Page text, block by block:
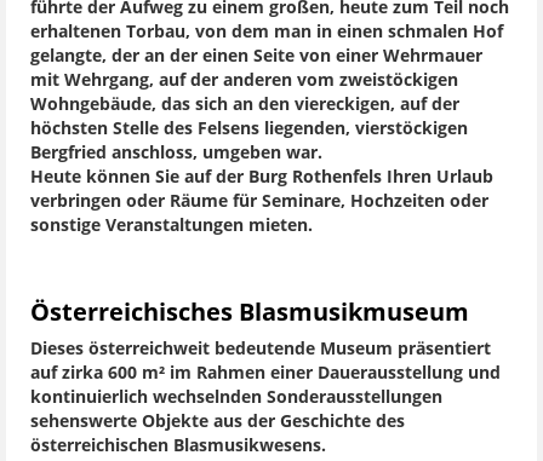
führte der Aufweg zu einem großen, heute zum Teil noch
erhaltenen Torbau, von dem man in einen schmalen Hof
gelangte, der an der einen Seite von einer Wehrmauer
mit Wehrgang, auf der anderen vom zweistöckigen
Wohngebäude, das sich an den viereckigen, auf der
höchsten Stelle des Felsens liegenden, vierstöckigen
Bergfried anschloss, umgeben war.
Heute können Sie auf der Burg Rothenfels Ihren Urlaub
verbringen oder Räume für Seminare, Hochzeiten oder
sonstige Veranstaltungen mieten.
Österreichisches Blasmusikmuseum
Dieses österreichweit bedeutende Museum präsentiert
auf zirka 600 m² im Rahmen einer Dauerausstellung und
kontinuierlich wechselnden Sonderausstellungen
sehenswerte Objekte aus der Geschichte des
österreichischen Blasmusikwesens.